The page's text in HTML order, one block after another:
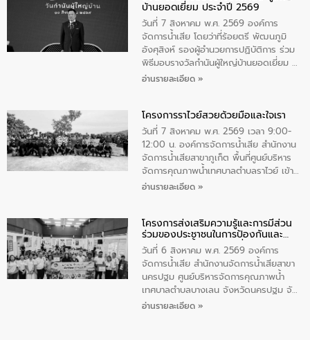
เป็นประธานในพิธี ณ เรือนจําชั่วคราวนาโสก
ตําบลนาโสก อําเภอเมืองมุกดาหาร จังหวัด
มุกดาหาร โดยในกิจกรรมได้ร่วมปลูกป่า และ
ทําความสะอาดภายในบริเวณ จัดกิจกรรม
เพื่อถวายเป็นพระราชกุศล สมเด็จพระนาง
เจ้าสิริกิติ์พระบรมราชินีนาถ พระบรมราช
บ้านยอดเยี่ยม ประจำปี 2569
วันที่ 7 สิงหาคม พ.ศ. 2569 องค์การ
จัดการน้ำเสีย โดยว่าที่ร้อยตรี พัฒนภูมิ
อังศุสิงห์ รองผู้อำนวยการปฏิบัติการ ร่วม
พิธีมอบรางวัลกำนันผู้ใหญ่บ้านยอดเยี่ยม ณ
ทำเนียบรัฐบาล โดยมีนายอนุทิน ชาญวีรกูล
ทองคำและประกาศเกียรติคุณให้แก่ กำนัน
ผู้ใหญ่บ้านยอดเยี่ยม พร้อมกล่าวชื่นชม ให้
โอวาท และมอบนโยบาย
อ่านรายละเอียด »
โครงการราไวย์สวยด้วยมือและใจเรา
วันที่ 7 สิงหาคม พ.ศ. 2569 เวลา 9:00-
12:00 น. องค์การจัดการน้ำเสีย สำนักงาน
จัดการน้ำเสียสาขาภูเก็ต พื้นที่ศูนย์บริหาร
จัดการคุณภาพน้ำเทศบาลตำบลราไวย์ เข้า
ร่วมโครงการราไวย์สวยด้วยมือและใจเรา
ประชาชน ตัวแทนจากโรงแรมต่างๆ ในเขต
เทศบาลตำบลราไวย์ ศูนย์บริหารจัดการ
คุณภาพน้ำเทศบาลตำบลราไวย์ นำโดยนาย
น้อย แก้วเศษ ผู้จัดการสำนักงานจัดการน้ำ
เสียสาขาภูเก็ต พร้อมด้วยเจ้าหน้าที่ จำนวน
5 คน ร่วมทำกิจกรรม ทำความสะอาด
ชายหาดและแหล่งท่องเที่ยว ณ บริเวณ
อ่านรายละเอียด »
โครงการส่งเสริมความรู้และการมีส่วน
ร่วมของประชาชนในการป้องกันและ
แก้ไขปัญหาน้ำเสียอย่างยั่งยืน
วันที่ 6 สิงหาคม พ.ศ. 2569 องค์การ
จัดการน้ำเสีย สำนักงานจัดการน้ำเสียสาขา
นครปฐม ศูนย์บริหารจัดการคุณภาพน้ำ
เทศบาลตำบลบางเลน จังหวัดนครปฐม จัด
กิจกรรมภายใต้โครงการส่งเสริมความรู้และ
อ่านรายละเอียด »